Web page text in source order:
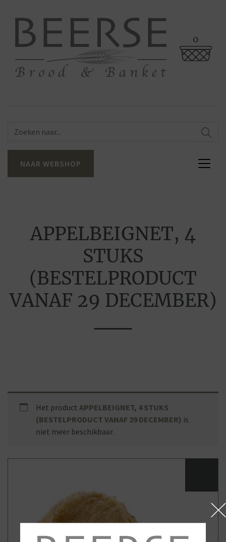
0
NAAR WEBSHOP
APPELBEIGNET, 4
STUKS
(BESTELPRODUCT
VANAF 29 DECEMBER)
Het product APPELBEIGNET, 4 STUKS
(BESTELPRODUCT VANAF 29 DECEMBER) is
niet meer beschikbaar.